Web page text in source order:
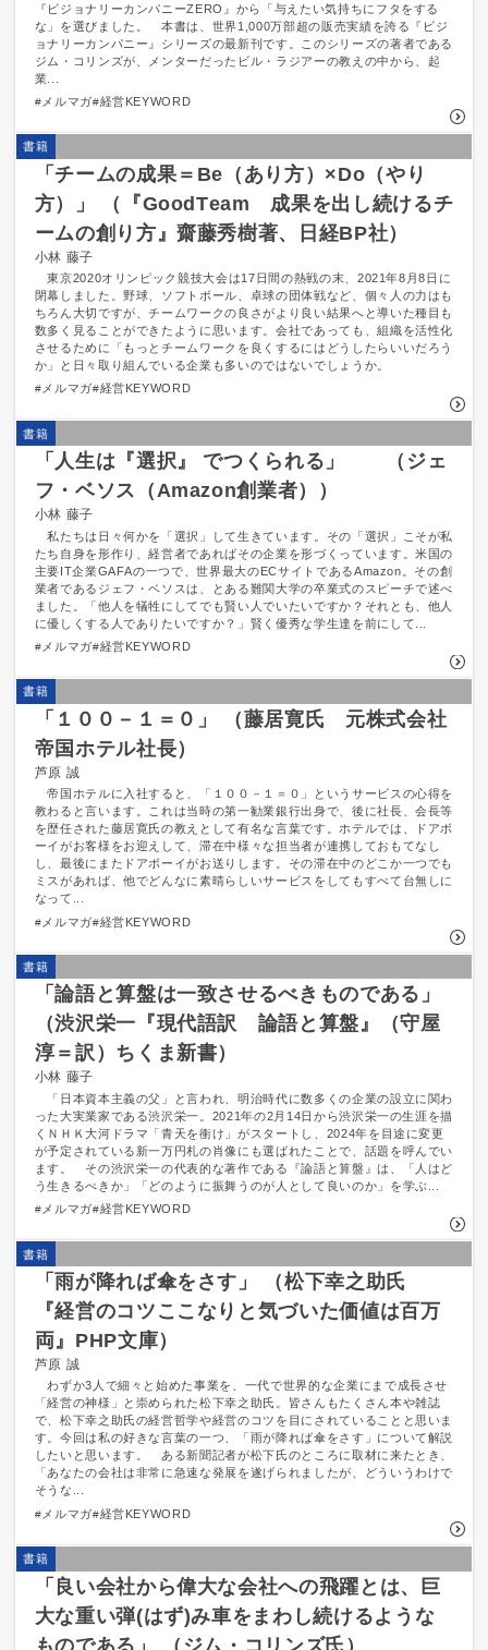
『ビジョナリーカンパニーZERO』から「与えたい気持ちにフタをする
な」を選びました。 本書は、世界1,000万部超の販売実績を誇る『ビジ
ョナリーカンパニー』シリーズの最新刊です。このシリーズの著者である
ジム・コリンズが、メンターだったビル・ラジアーの教えの中から、起
業...
メルマガ
経営KEYWORD
「チームの成果＝Be（あり方）×Do（やり
方）」 （『GoodTeam 成果を出し続けるチ
ームの創り方』齋藤秀樹著、日経BP社）
書籍
小林 藤子
東京2020オリンピック競技大会は17日間の熱戦の末、2021年8月8日に
閉幕しました。野球、ソフトボール、卓球の団体戦など、個々人の力はも
ちろん大切ですが、チームワークの良さがより良い結果へと導いた種目も
数多く見ることができたように思います。会社であっても、組織を活性化
させるために「もっとチームワークを良くするにはどうしたらいいだろう
か」と日々取り組んでいる企業も多いのではないでしょうか。
メルマガ
経営KEYWORD
「人生は『選択』 でつくられる」 （ジェ
フ・ベソス（Amazon創業者））
書籍
小林 藤子
私たちは日々何かを「選択」して生きています。その「選択」こそが私
たち自身を形作り、経営者であればその企業を形づくっています。米国の
主要IT企業GAFAの一つで、世界最大のECサイトであるAmazon。その創
業者であるジェフ・ベソスは、とある難関大学の卒業式のスピーチで述べ
ました。「他人を犠牲にしてでも賢い人でいたいですか？それとも、他人
に優しくする人でありたいですか？」賢く優秀な学生達を前にして...
メルマガ
経営KEYWORD
「１００－１＝０」 （藤居寛氏 元株式会社
帝国ホテル社長）
書籍
芦原 誠
帝国ホテルに入社すると、「１００－１＝０」というサービスの心得を
教わると言います。これは当時の第一勧業銀行出身で、後に社長、会長等
を歴任された藤居寛氏の教えとして有名な言葉です。ホテルでは、ドアボ
ーイがお客様をお迎えして、滞在中様々な担当者が連携しておもてなし
し、最後にまたドアボーイがお送りします。その滞在中のどこか一つでも
ミスがあれば、他でどんなに素晴らしいサービスをしてもすべて台無しに
なって...
メルマガ
経営KEYWORD
「論語と算盤は一致させるべきものである」
（渋沢栄一『現代語訳 論語と算盤』（守屋
淳＝訳）ちくま新書）
書籍
小林 藤子
「日本資本主義の父」と言われ、明治時代に数多くの企業の設立に関わ
った大実業家である渋沢栄一。2021年の2月14日から渋沢栄一の生涯を描
くＮＨＫ大河ドラマ「青天を衝け」がスタートし、2024年を目途に変更
が予定されている新一万円札の肖像にも選ばれたことで、話題を呼んでい
ます。 その渋沢栄一の代表的な著作である『論語と算盤』は、「人はど
う生きるべきか」「どのように振舞うのが人として良いのか」を学ぶ...
メルマガ
経営KEYWORD
「雨が降れば傘をさす」 （松下幸之助氏
『経営のコツここなりと気づいた価値は百万
両』PHP文庫）
書籍
芦原 誠
わずか3人で細々と始めた事業を、一代で世界的な企業にまで成長させ
「経営の神様」と崇められた松下幸之助氏。皆さんもたくさん本や雑誌
で、松下幸之助氏の経営哲学や経営のコツを目にされていることと思いま
す。今回は私の好きな言葉の一つ、「雨が降れば傘をさす」について解説
したいと思います。 ある新聞記者が松下氏のところに取材に来たとき、
「あなたの会社は非常に急速な発展を遂げられましたが、どういうわけで
そうな...
メルマガ
経営KEYWORD
「良い会社から偉大な会社への飛躍とは、巨
大な重い弾(はず)み車をまわし続けるような
ものである」 （ジム・コリンズ氏）
書籍